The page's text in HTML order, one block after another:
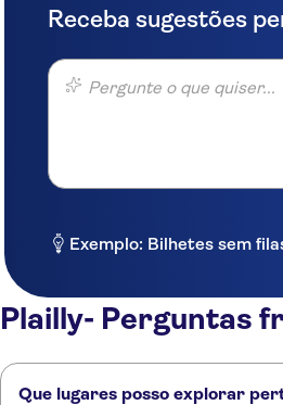
Receba sugestões
Pergunte o que quiser...
Exemplo: Bilhetes sem
Plailly- Perguntas
Que lugares posso explorar